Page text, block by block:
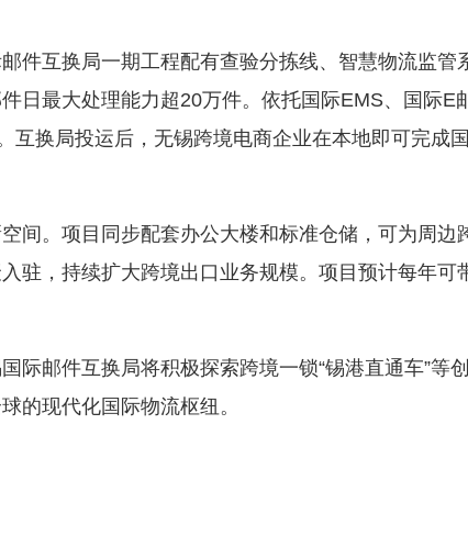
互换局一期工程配有查验分拣线、智慧物流监管
日最大处理能力超20万件。依托国际EMS、国际E
换局投运后，无锡跨境电商企业在本地即可完成
。项目同步配套办公大楼和标准仓储，可为周边
驻，持续扩大跨境出口业务规模。项目预计每年可
邮件互换局将积极探索跨境一锁“锡港直通车”等
的现代化国际物流枢纽。